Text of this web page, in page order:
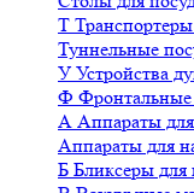
Т
Туннельные
У Устройства
Ф
А Аппараты
Аппараты для
Б Бликсеры для